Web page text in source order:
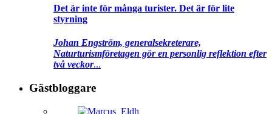
Det är inte för många turister. Det är för lite
styrning
Johan Engström, generalsekreterare,
Naturturismföretagen gör en personlig reflektion efter
två veckor...
Gästbloggare